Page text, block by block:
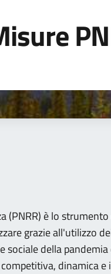
(PNRR) è lo
grazie all'utilizzo
della
dinamica e